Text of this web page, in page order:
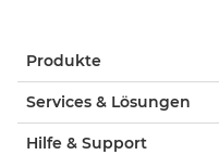
Produkte
Services & Lösungen
Hilfe & Support